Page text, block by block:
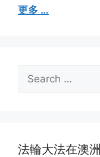
更多 …
Search
for:
法輪大法在澳洲